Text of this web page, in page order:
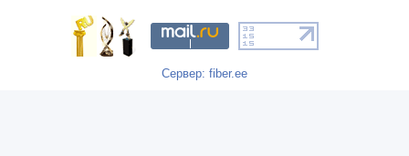
Сервер: fiber.ee